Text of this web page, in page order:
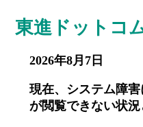
東進ドットコ
2026年8月7日
現在、システム障
が閲覧できない状況